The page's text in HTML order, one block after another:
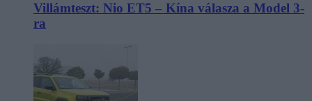
Villámteszt: Nio ET5 – Kína válasza a Model 3-
ra